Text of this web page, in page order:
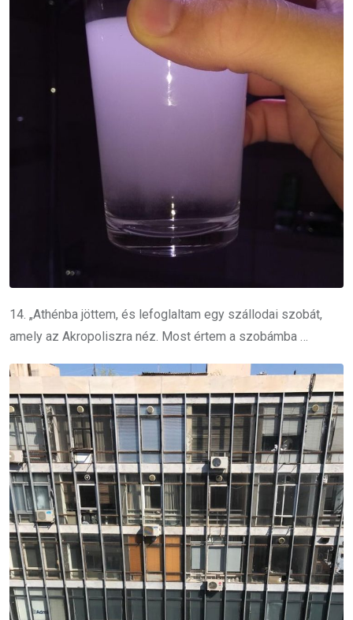
14. „Athénba jöttem, és lefoglaltam egy szállodai szobát,
amely az Akropoliszra néz. Most értem a szobámba …